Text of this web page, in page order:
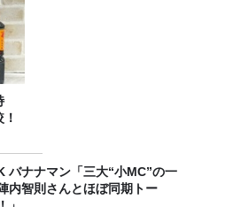
の一
内智則さんとほぼ同期トー